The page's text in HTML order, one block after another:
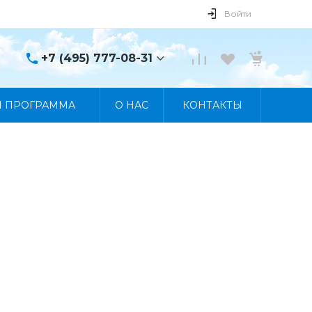
Войти
+7 (495) 777-08-31
+7 (495) 777-08-31
ПРОГРАММА О НАС КОНТАКТЫ